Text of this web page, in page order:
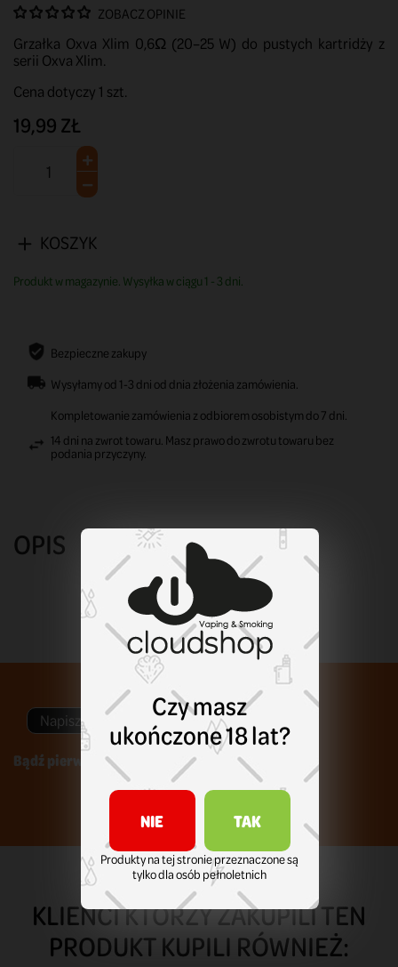
ZOBACZ OPINIE
Grzałka Oxva Xlim 0,6Ω (20–25 W) do pustych kartridży z
serii Oxva Xlim.
Cena dotyczy 1 szt.
19,99 ZŁ
KOSZYK
Produkt w magazynie. Wysyłka w ciągu 1 - 3 dni.
Bezpieczne zakupy
Wysyłamy od 1-3 dni od dnia złożenia zamówienia.
Kompletowanie zamówienia z odbiorem osobistym do 7 dni.
14 dni na zwrot towaru. Masz prawo do zwrotu towaru bez
podania przyczyny.
OPIS
Napisz swoją opinię
Bądź pierwszym który napisze recenzję !
KLIENCI KTÓRZY ZAKUPILI TEN
PRODUKT KUPILI RÓWNIEŻ:
Czy masz
ukończone 18 lat?
NIE TAK
Produkty na tej stronie przeznaczone są
tylko dla osób pełnoletnich